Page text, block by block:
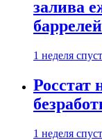
залива
1 неделя
Росстат
1 неделя